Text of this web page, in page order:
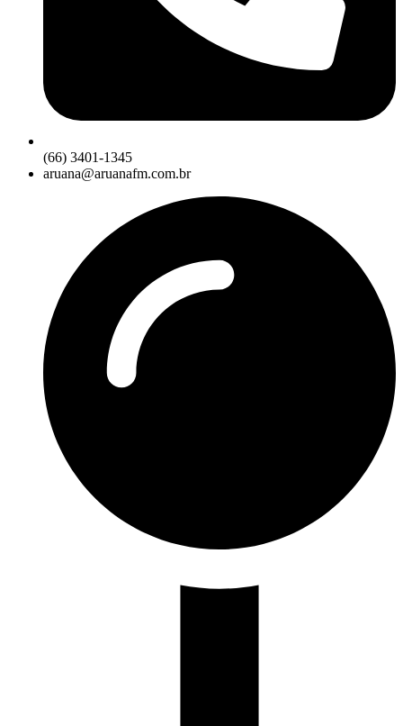
(66) 3401-1345
aruana@aruanafm.com.br